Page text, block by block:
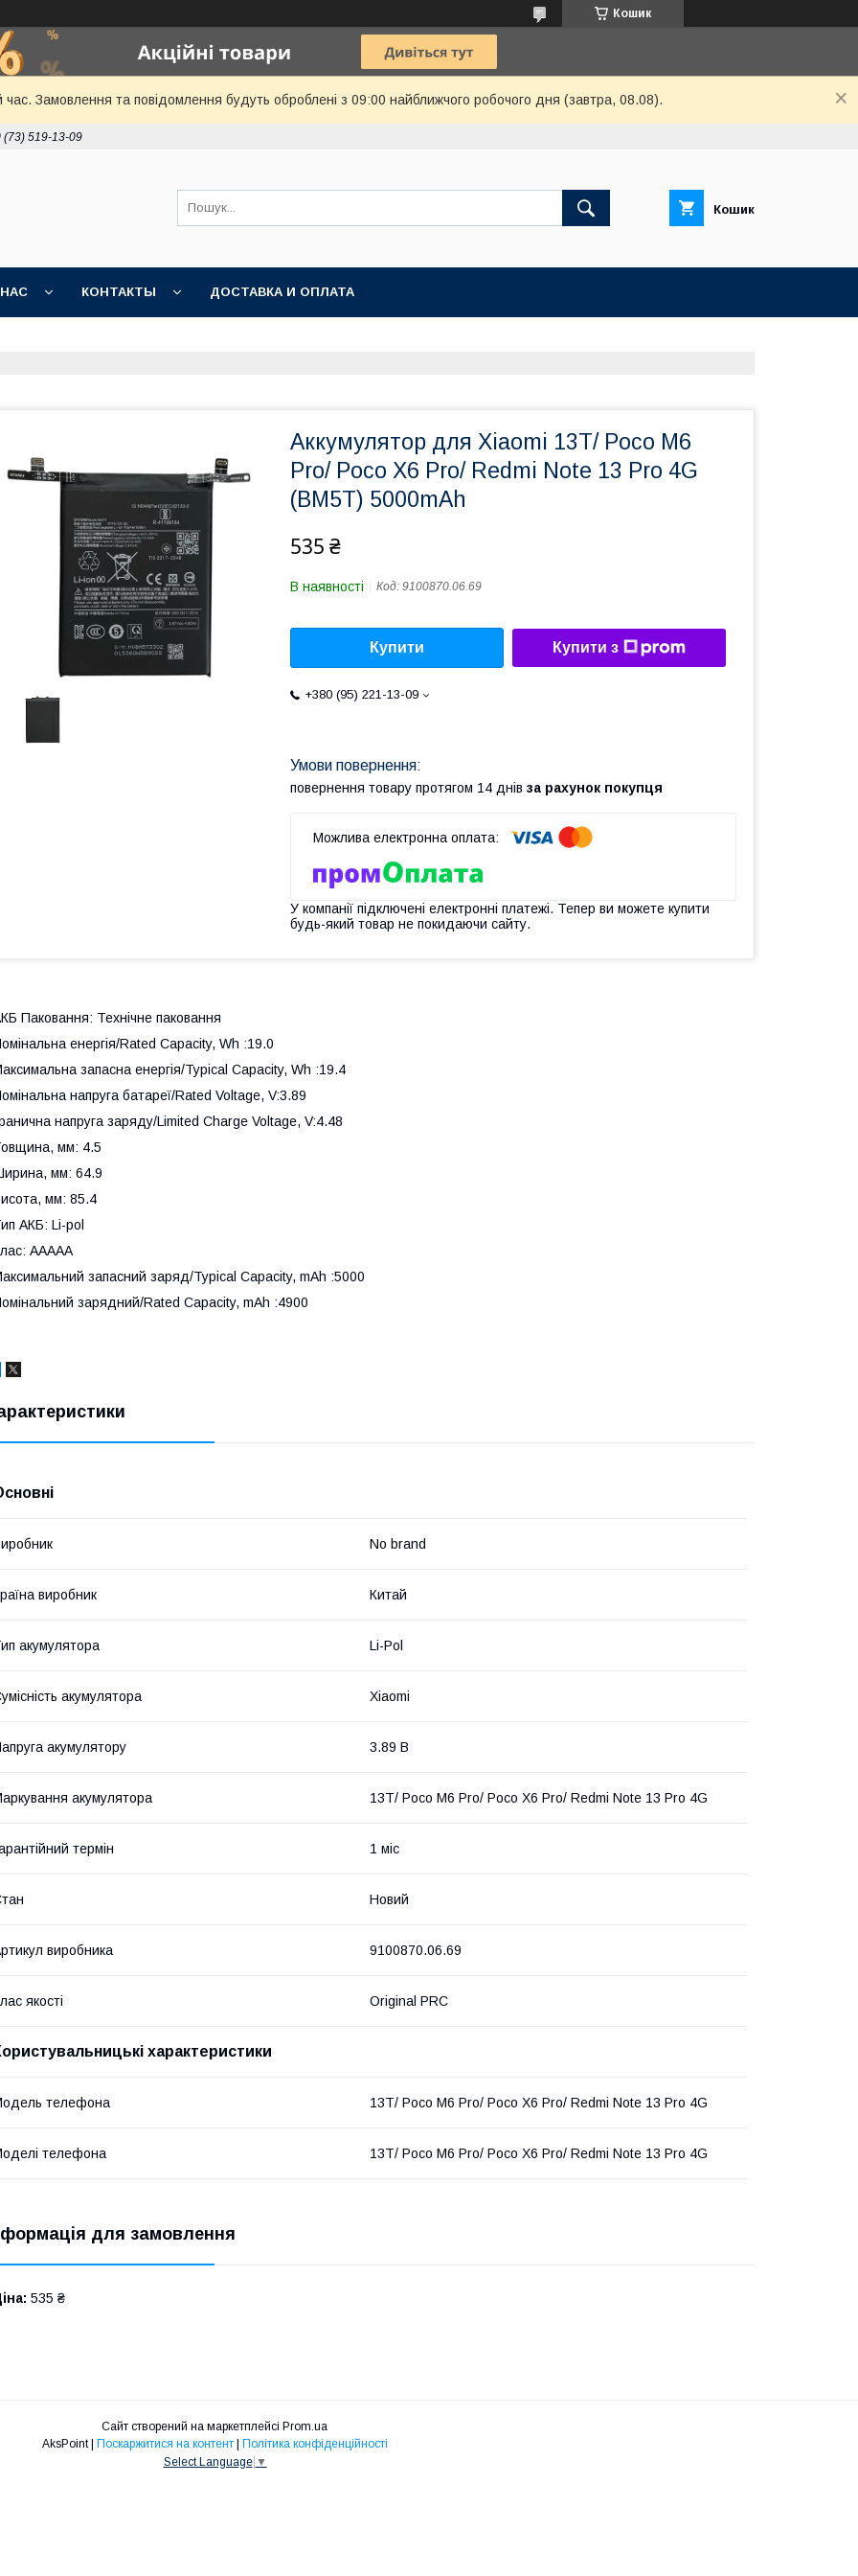
Кошик
час. Замовлення та повідомлення будуть оброблені з 09:00 найближчого робочого дня (завтра, 08.08).
(73) 519-13-09
Кошик
КОНТАКТЫ ДОСТАВКА И ОПЛАТА
Аккумулятор для Xiaomi 13T/ Poco M6
Pro/ Poco X6 Pro/ Redmi Note 13 Pro 4G
(BM5T) 5000mAh
535 ₴
В наявності Код: 9100870.06.69
Купити Купити з
+380 (95) 221-13-09
повернення товару протягом 14 днів за рахунок покупця
У компанії підключені електронні платежі. Тепер ви можете купити
будь-який товар не покидаючи сайту.
Паковання: Технічне паковання
енергія/Rated Capacity, Wh :19.0
запасна енергія/Typical Capacity, Wh :19.4
напруга батареї/Rated Voltage, V:3.89
напруга заряду/Limited Charge Voltage, V:4.48
мм: 4.5
мм: 64.9
мм: 85.4
АКБ: Li-pol
AAAAA
запасний заряд/Typical Capacity, mAh :5000
зарядний/Rated Capacity, mAh :4900
No brand
виробник Китай
акумулятора Li-Pol
акумулятора Xiaomi
акумулятору 3.89 В
акумулятора 13T/ Poco M6 Pro/ Poco X6 Pro/ Redmi Note 13 Pro 4G
термін 1 міс
Новий
виробника 9100870.06.69
якості Original PRC
характеристики
телефона 13T/ Poco M6 Pro/ Poco X6 Pro/ Redmi Note 13 Pro 4G
телефона 13T/ Poco M6 Pro/ Poco X6 Pro/ Redmi Note 13 Pro 4G
для замовлення
535 ₴
Сайт створений на маркетплейсі Prom.ua
AksPoint | Поскаржитися на контент | Політика конфіденційності
Select Language ▼